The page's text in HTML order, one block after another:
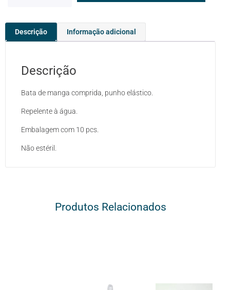
Descrição Informação adicional
Descrição
Bata de manga comprida, punho elástico.
Repelente à água.
Embalagem com 10 pcs.
Não estéril.
Produtos Relacionados